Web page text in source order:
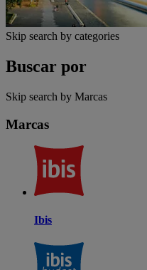
Skip search by categories
Buscar por
Skip search by Marcas
Marcas
Ibis